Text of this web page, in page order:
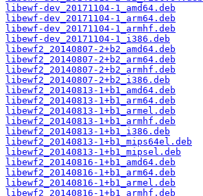
libewf-dev_20171104-1_amd64.deb
libewf-dev_20171104-1_arm64.deb
libewf-dev_20171104-1_armhf.deb
libewf-dev_20171104-1_i386.deb
libewf2_20140807-2+b2_amd64.deb
libewf2_20140807-2+b2_arm64.deb
libewf2_20140807-2+b2_armhf.deb
libewf2_20140807-2+b2_i386.deb
libewf2_20140813-1+b1_amd64.deb
libewf2_20140813-1+b1_arm64.deb
libewf2_20140813-1+b1_armel.deb
libewf2_20140813-1+b1_armhf.deb
libewf2_20140813-1+b1_i386.deb
libewf2_20140813-1+b1_mips64el.deb
libewf2_20140813-1+b1_mipsel.deb
libewf2_20140816-1+b1_amd64.deb
libewf2_20140816-1+b1_arm64.deb
libewf2_20140816-1+b1_armel.deb
libewf2_20140816-1+b1_armhf.deb